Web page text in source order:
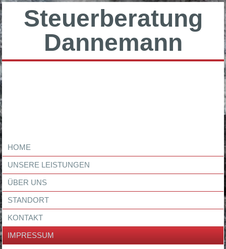
Steuerberatung
Dannemann
HOME
UNSERE LEISTUNGEN
ÜBER UNS
STANDORT
KONTAKT
IMPRESSUM